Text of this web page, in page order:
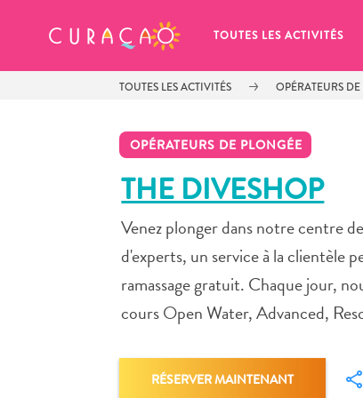
TOUTES LES ACTIVITÉS
TOUTES LES ACTIVITÉS OPÉRATEURS
OPÉRATEURS DE PLONGÉE
THE DIVESHOP
Venez plonger dans notre centre
d'experts, un service à la clientèle
ramassage gratuit. Chaque jour,
cours Open Water, Advanced,
RÉSERVER MAINTENANT
MES FAVORIS
It looks like you haven’t saved any
of your favorite places to stay yet.
Chaque fois que vous souhaitez enregistrer